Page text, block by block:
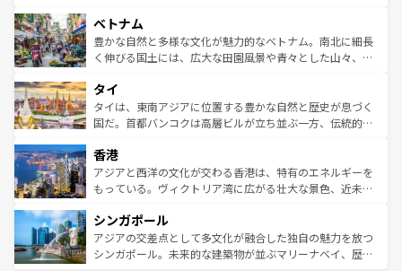
参照してほしい。
容にもいいと評判のスイーツなど、バラエティ豊かな料理
が味わえる。 なお、新着の台湾情報は コンテンツ一覧を参
照してほしい。
き、地方に足を延ばせば四季折々の自然美を楽しむことが
できる。そして、キムチや焼肉、絶品のストリートフード
まで、さまざまな韓国料理が待っている。夜には、韓国な
リティに包まれながら、韓国の多彩な魅力を心ゆくまで味
わってみてほしい。 なお、新着の韓国情報はコンテンツ一
覧を参照してほしい。
ベトナム
豊かな自然と多様な文化が魅力的なベトナム。南北に細長
く伸びる国土には、広大な田園風景や青々とした山々、世
急速な発展と共に伝統が息づく。ハノイの古い町並みやホ
ーチミン市のフランス統治時代の建物も、独特の雰囲気を
醸し出している。また、バラエティの豊かさとおいしさで
とつ。フォーやバインミー、ベトナムコーヒーなどは、ぜ
ひ現地で味わいたい。どの地域を訪れてもあたたかい人々
が旅行者を迎えてくれるので、きっと忘れられない旅にな
参照してほしい。
タイ
タイは、東南アジアに位置する豊かな自然と歴史が息づく
国だ。首都バンコクは高層ビルが立ち並ぶ一方、伝統的な
の活気が交差している。北部ではチェンマイなどの山岳地
帯で自然と触れ合い、南部ではプーケットやクラビの美し
いビーチでリゾート気分を楽しむことができる。タイ料理
激する。気候は一年中温暖で、どの季節にも異なる楽しみ
が待っている。親しみやすいタイの人々、仏教を中心とし
た文化、そして多様な観光資源が、訪れる旅人を魅了し続
香港
アジアと西洋の文化が交わる香港は、特有のエネルギーを
もっている。ヴィクトリア湾に広がる壮大な景色、近未来
み、どこを訪れても感動するはず。観光スポットが密集し
ており、効率よく見どころを回れるのも魅力。息をのむよ
うな絶景から文化的な体験まで、香港を存分に楽しみ尽く
シンガポール
アジアの交差点として多文化が融合した独自の魅力を放つ
シンガポール。未来的な建築物が並ぶマリーナベイ、歴史